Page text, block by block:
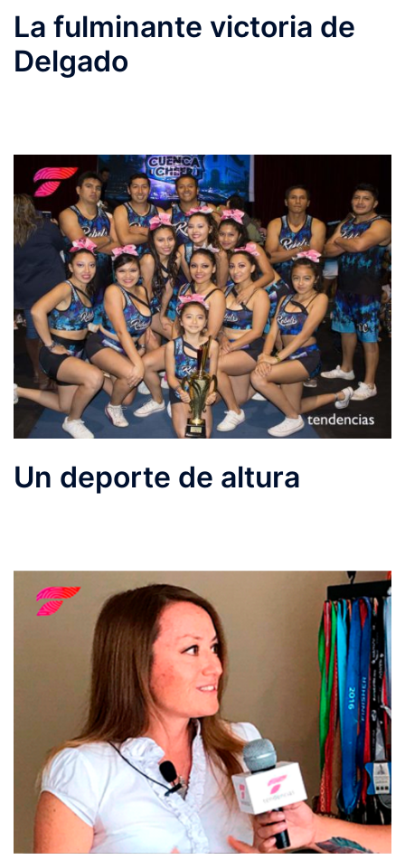
La fulminante victoria de
Delgado
Un deporte de altura